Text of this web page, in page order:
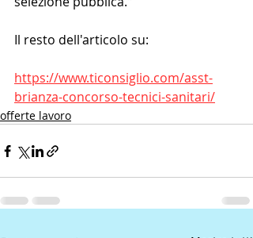
Il resto dell'articolo su:
https://www.ticonsiglio.com/asst-
brianza-concorso-tecnici-sanitari/
offerte lavoro